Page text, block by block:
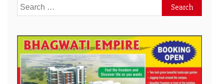
Search
for: